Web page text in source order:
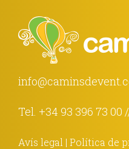
Tel. +34 93 396 73 00
Avís legal | Política de